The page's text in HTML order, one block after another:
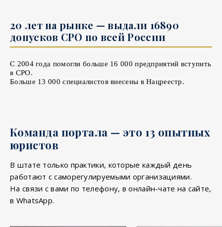
20 лет на рынке — выдали 16890
допусков СРО по всей России
С 2004 года помогли больше 16 000 предприятий вступить
в СРО.
Больше 13 000 специалистов внесены в Нацреестр.
Команда портала — это 13 опытных
юристов
В штате только практики, которые каждый день
работают с саморегулируемыми организациями.
На связи с вами по телефону, в онлайн-чате на сайте,
в WhatsApp.